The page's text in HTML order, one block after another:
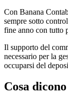
Con Banana
sempre sotto
fine anno con tutto
Il supporto del
necessario per la
occuparsi del
Cosa